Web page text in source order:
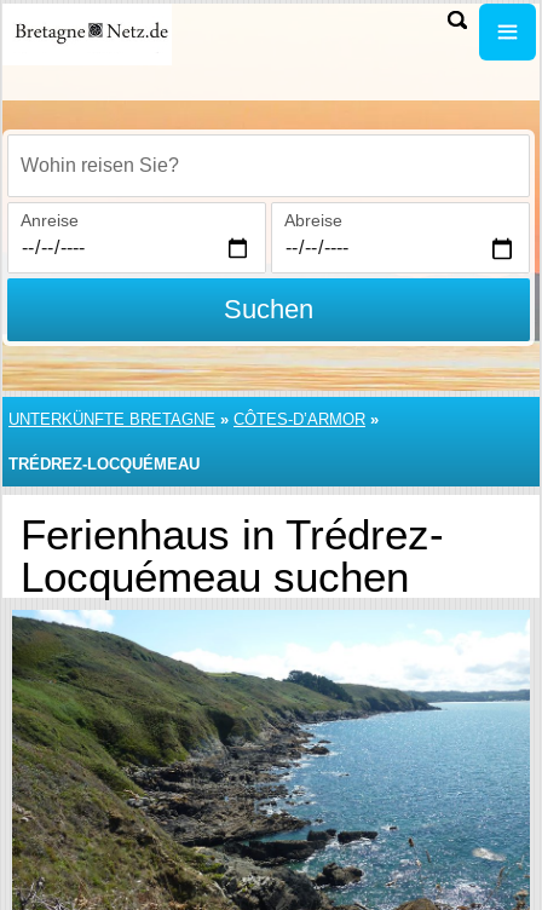
Wohin reisen Sie?
Anreise Abreise
Suchen
UNTERKÜNFTE BRETAGNE » CÔTES-D’ARMOR »
TRÉDREZ-LOCQUÉMEAU
Ferienhaus in Trédrez-
Locquémeau suchen